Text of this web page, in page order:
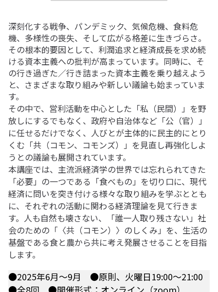
深刻化する戦争、パンデミック、気候危機、食料危
機、多様性の喪失、そして広がる格差に生きづらさ。
その根本的要因として、利潤追求と経済成長を求め続
ける資本主義への批判が高まっています。同時に、そ
の行き過ぎた／行き詰まった資本主義を乗り越えよう
と、さまざまな取り組みや新しい議論も始まっていま
す。
その中で、営利活動を中心とした「私（民間）」を野
放しにするでもなく、政府や自治体など「公（官）」
に任せるだけでなく、人びとが主体的に民主的にとり
くむ「共（コモン、コモンズ）」を見直し再強化しよ
うとの議論も展開されています。
本講座では、主流派経済学の世界では忘れられてきた
「必要」の一つである「食べもの」を切り口に、現代
経済に問いを突き付ける様々な取り組みを学ぶととも
に、それぞれの活動に関わる経済理論を見て行きま
す。人も自然も壊さない、「誰一人取り残さない」社
会のための「〈共（コモン）〉のしくみ」を、生活の
基盤である食と農から共に考え発展させることを目指
します。
●2025年6月～9月　●原則、火曜日19:00～21:00
ら
06農と食の民主主義を実践する
07アイヌ語講座
10ルイース英会話
アートをめぐるFWin関東
アートをめぐるFWin関西
自主講座・ムトーさんと英文精読
TP翻訳チーム専用越境受講申し込み
【越境】01テック・ジャスティス―AI時代の差
別・人権・民主主義
【越境】03人権を保障するのは誰か？――国